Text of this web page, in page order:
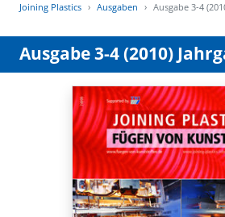
Joining Plastics Ausgaben Ausgabe 3-4
Ausgabe 3-4 (2010)